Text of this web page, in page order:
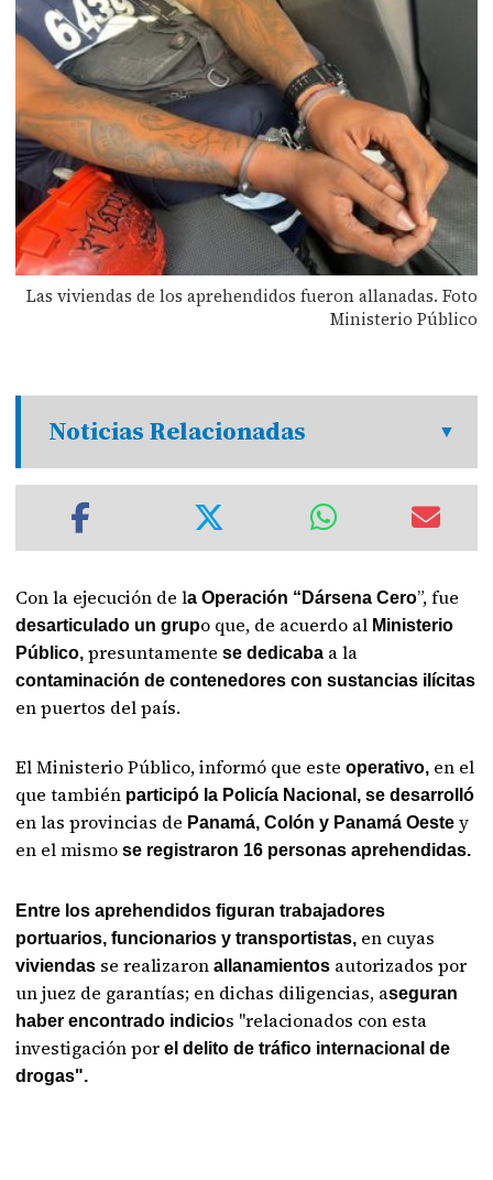
Las viviendas de los aprehendidos fueron allanadas. Foto
Ministerio Público
Noticias Relacionadas
Con la ejecución de la Operación “Dársena Cero”, fue
desarticulado un grupo que, de acuerdo al Ministerio
Público, presuntamente se dedicaba a la
contaminación de contenedores con sustancias ilícitas
en puertos del país.
El Ministerio Público, informó que esteoperativo, en el
que también participó la Policía Nacional, se desarrolló
en las provincias de Panamá, Colón y Panamá Oeste y
en el mismose registraron 16 personas aprehendidas.
Entre los aprehendidos figuran trabajadores
portuarios, funcionarios y transportistas, en cuyas
viviendas se realizaronallanamientos autorizados por
un juez de garantías; en dichas diligencias, aseguran
haber encontrado indicios "relacionados con esta
investigación por el delito de tráfico internacional de
drogas".